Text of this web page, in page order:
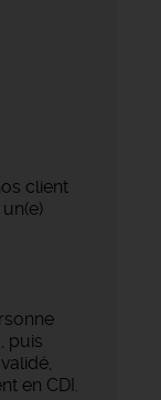
client
puis
en CDI.